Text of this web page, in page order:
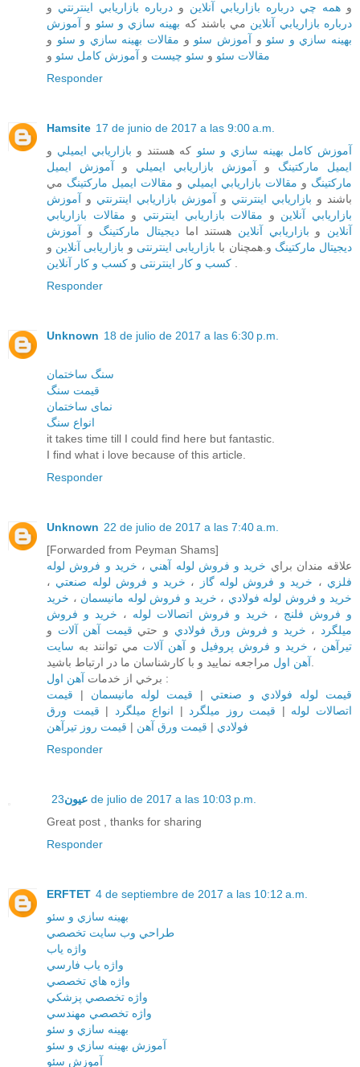
و همه چي درباره بازاريابي آنلاين و درباره بازاريابي اينترنتي و
درباره بازاريابي آنلاين مي باشند که بهينه سازي و سئو و آموزش
بهينه سازي و سئو و آموزش سئو و مقالات بهينه سازي و سئو و
مقالات سئو و سئو چيست و آموزش کامل سئو و
Responder
Hamsite 17 de junio de 2017 a las 9:00 a.m.
آموزش کامل بهينه سازي و سئو که هستند و بازاريابي ايميلي و
ايميل مارکتينگ و آموزش بازاريابي ايميلي و آموزش ايميل
مارکتينگ و مقالات بازاريابي ايميلي و مقالات ايميل مارکتينگ مي
باشند و بازاريابي اينترنتي و آموزش بازاريابي اينترنتي و آموزش
بازاريابي آنلاين و مقالات بازاريابي اينترنتي و مقالات بازاريابي
آنلاين و بازاريابي آنلاين هستند اما ديجيتال مارکتينگ و آموزش
ديجيتال مارکتينگ و.همچنان با بازاریابی اینترنتی و بازاریابی آنلاین و
کسب و کار اینترنتی و کسب و کار آنلاین
.
Responder
Unknown 18 de julio de 2017 a las 6:30 p.m.
سنگ ساختمان
قیمت سنگ
نمای ساختمان
انواع سنگ
it takes time till I could find here but fantastic.
I find what i love because of this article.
Responder
Unknown 22 de julio de 2017 a las 7:40 a.m.
[Forwarded from Peyman Shams]
علاقه مندان براي خريد و فروش لوله آهني ، خريد و فروش لوله
فلزي ، خريد و فروش لوله گاز ، خريد و فروش لوله صنعتي ،
خريد و فروش لوله فولادي ، خريد و فروش لوله مانيسمان ، خريد
و فروش فلنج ، خريد و فروش اتصالات لوله ، خريد و فروش
ميلگرد، خريد و فروش ورق فولادي و حتي قيمت آهن آلات و
تيرآهن ، خريد و فروش پروفيل و آهن آلات مي توانند به سايت
آهن اولمراجعه نماييد و با کارشناسان ما در ارتباط باشيد.
برخي از خدمات :
قيمت لوله فولادي و صنعتي | قيمت لوله مانيسمان | قيمت
اتصالات لوله | قيمت روز ميلگرد| انواع ميلگرد | قيمت ورق
فولادي | قيمت ورق آهن | قيمت روز تيرآهن
Responder
عيون 23 de julio de 2017 a las 10:03 p.m.
Great post , thanks for sharing
Responder
ERFTET 4 de septiembre de 2017 a las 10:12 a.m.
بهينه سازي و سئو
طراحي وب سايت تخصصي
واژه ياب
واژه ياب فارسي
واژه هاي تخصصي
واژه تخصصي پزشکي
واژه تخصصي مهندسي
بهينه سازي و سئو
آموزش بهينه سازي و سئو
آموزش سئو